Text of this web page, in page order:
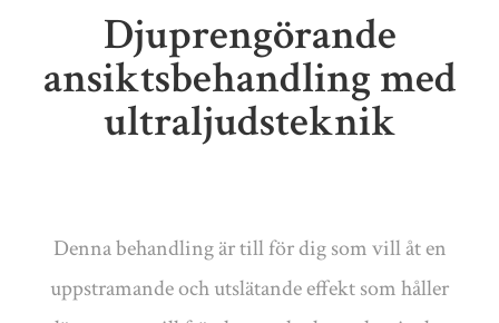
Djuprengörande
ansiktsbehandling med
ultraljudsteknik
Denna behandling är till för dig som vill åt en
uppstramande och utslätande effekt som håller